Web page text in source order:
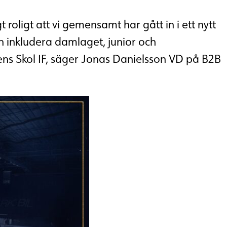
roligt att vi gemensamt har gått in i ett nytt
damlaget, junior och
Skol IF, säger Jonas Danielsson VD på B2B